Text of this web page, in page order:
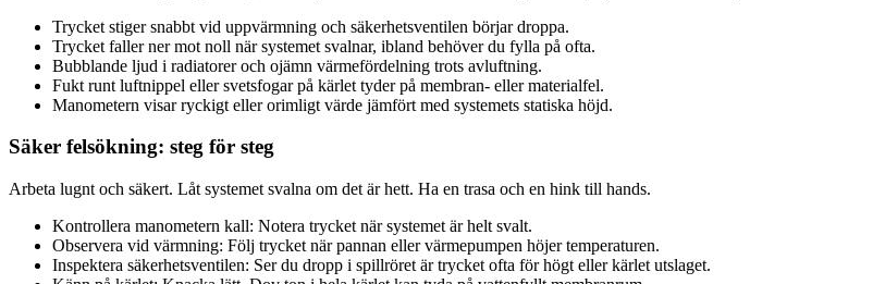
Trycket stiger snabbt vid uppvärmning och säkerhetsventilen börjar droppa.
Trycket faller ner mot noll när systemet svalnar, ibland behöver du fylla på ofta.
Bubblande ljud i radiatorer och ojämn värmefördelning trots avluftning.
Fukt runt luftnippel eller svetsfogar på kärlet tyder på membran- eller materialfel.
Manometern visar ryckigt eller orimligt värde jämfört med systemets statiska höjd.
Säker felsökning: steg för steg
Arbeta lugnt och säkert. Låt systemet svalna om det är hett. Ha en trasa och en hink till hands.
Kontrollera manometern kall: Notera trycket när systemet är helt svalt.
Observera vid värmning: Följ trycket när pannan eller värmepumpen höjer temperaturen.
Inspektera säkerhetsventilen: Ser du dropp i spillröret är trycket ofta för högt eller kärlet utslaget.